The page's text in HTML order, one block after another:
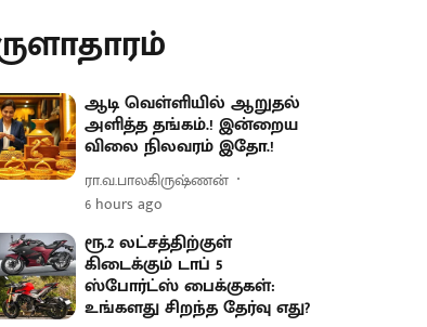
ஆடி வெள்ளியில் ஆறுதல்
அளித்த தங்கம்.! இன்றைய
விலை நிலவரம் இதோ.!
ரா.வ.பாலகிருஷ்ணன்
6 hours ago
ரூ.2 லட்சத்திற்குள்
கிடைக்கும் டாப் 5
ஸ்போர்ட்ஸ் பைக்குகள்:
உங்களது சிறந்த தேர்வு எது?